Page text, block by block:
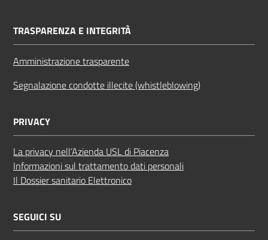
TRASPARENZA E INTEGRITÀ
Amministrazione trasparente
Segnalazione condotte illecite (whistleblowing)
PRIVACY
La privacy nell’Azienda USL di Piacenza
Informazioni sul trattamento dati personali
Il Dossier sanitario Elettronico
SEGUICI SU